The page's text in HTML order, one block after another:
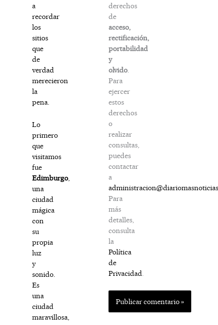
a
recordar
los
sitios
que
de
verdad
merecieron
la
pena.
Lo
primero
que
visitamos
fue
Edimburgo
una
ciudad
mágica
con
su
propia
luz
y
sonido.
Es
una
ciudad
maravillosa,
derechos
de
acceso,
rectificación,
portabilidad
y
olvido
Para
ejercer
estos
derechos
o
realizar
consultas,
puedes
contactar
a
Para
más
detalles,
consulta
la
Política
de
Privacidad